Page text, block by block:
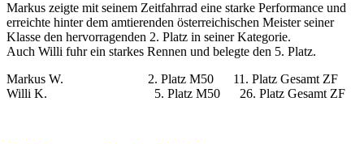
Markus zeigte mit seinem Zeitfahrrad eine starke Performance und
erreichte hinter dem amtierenden österreichischen Meister seiner
Klasse den hervorragenden 2. Platz in seiner Kategorie.
Auch Willi fuhr ein starkes Rennen und belegte den 5. Platz.
Markus W. 2. Platz M50 11. Platz Gesamt ZF
Willi K. 5. Platz M50 26. Platz Gesamt ZF